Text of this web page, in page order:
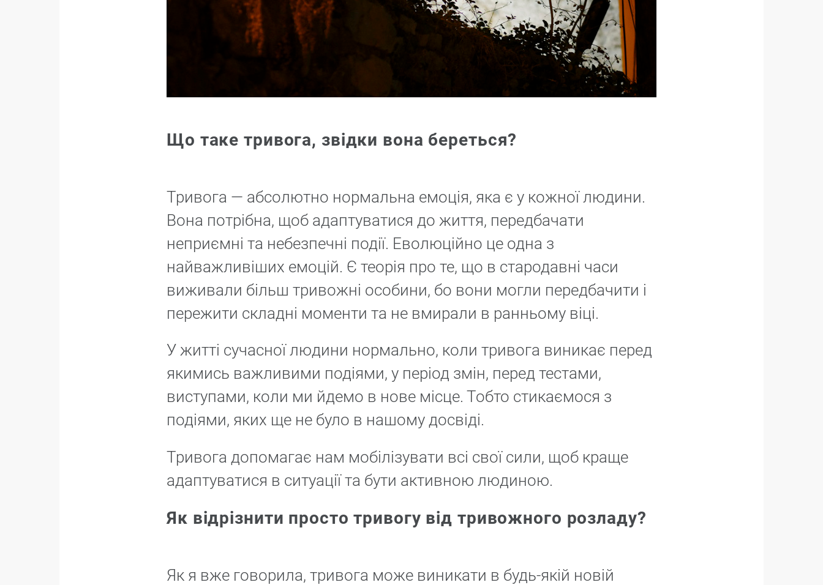
Що таке тривога, звідки вона береться?
Тривога — абсолютно нормальна емоція, яка є у кожної людини.
Вона потрібна, щоб адаптуватися до життя, передбачати
неприємні та небезпечні події. Еволюційно це одна з
найважливіших емоцій. Є теорія про те, що в стародавні часи
виживали більш тривожні особини, бо вони могли передбачити і
пережити складні моменти та не вмирали в ранньому віці.
У житті сучасної людини нормально, коли тривога виникає перед
якимись важливими подіями, у період змін, перед тестами,
виступами, коли ми йдемо в нове місце. Тобто стикаємося з
подіями, яких ще не було в нашому досвіді.
Тривога допомагає нам мобілізувати всі свої сили, щоб краще
адаптуватися в ситуації та бути активною людиною.
Як відрізнити просто тривогу від тривожного розладу?
Як я вже говорила, тривога може виникати в будь-якій новій